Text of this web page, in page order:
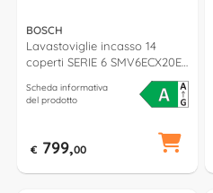
BOSCH
Lavastoviglie incasso 14
coperti SERIE 6 SMV6ECX20E
Scheda informativa
del prodotto
€ 799,00